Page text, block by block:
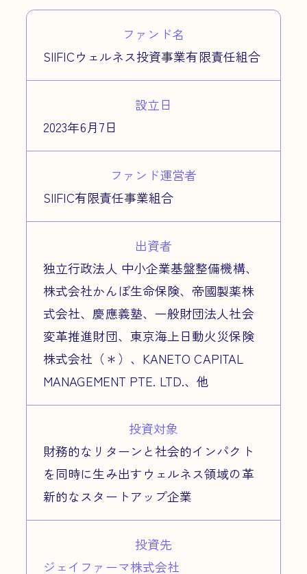
ファンド名
SIIFICウェルネス投資事業有限責任組合
設立日
2023年6月7日
ファンド運営者
SIIFIC有限責任事業組合
出資者
独立行政法人 中小企業基盤整備機構、
株式会社かんぽ生命保険、帝國製薬株
式会社、慶應義塾、一般財団法人社会
変革推進財団、東京海上日動火災保険
株式会社 （＊） 、KANETO CAPITAL
MANAGEMENT PTE. LTD.、他
投資対象
財務的なリターンと社会的インパクト
を同時に生み出すウェルネス領域の革
新的なスタートアップ企業
投資先
ジェイファーマ株式会社